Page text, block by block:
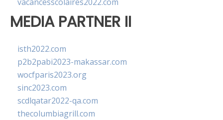
MEDIA PARTNER II
isth2022.com
p2b2pabi2023-makassar.com
wocfparis2023.org
sinc2023.com
scdlqatar2022-qa.com
thecolumbiagrill.com